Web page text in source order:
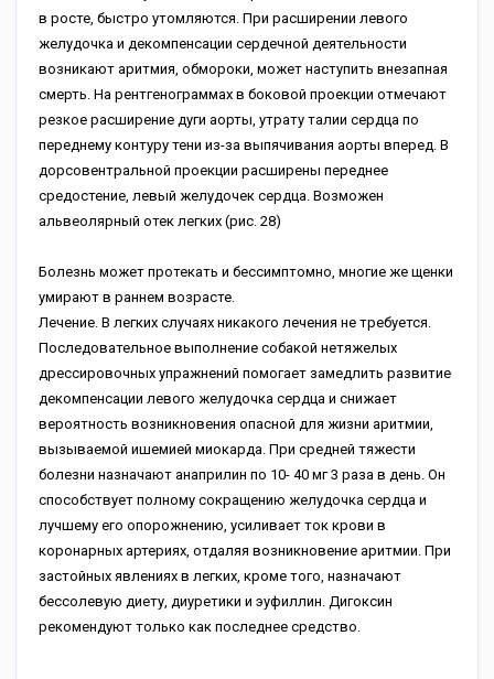
в росте, быстро утомляются. При расширении левого
желудочка и декомпенсации сердечной деятельности
возникают аритмия, обмороки, может наступить внезапная
смерть. На рентгенограммах в боковой проекции отмечают
резкое расширение дуги аорты, утрату талии сердца по
переднему контуру тени из-за выпячивания аорты вперед. В
дорсовентральной проекции расширены переднее
средостение, левый желудочек сердца. Возможен
альвеолярный отек легких (рис. 28)
Болезнь может протекать и бессимптомно, многие же щенки
умирают в раннем возрасте.
Лечение. В легких случаях никакого лечения не требуется.
Последовательное выполнение собакой нетяжелых
дрессировочных упражнений помогает замедлить развитие
декомпенсации левого желудочка сердца и снижает
вероятность возникновения опасной для жизни аритмии,
вызываемой ишемией миокарда. При средней тяжести
болезни назначают анаприлин по 10- 40 мг 3 раза в день. Он
способствует полному сокращению желудочка сердца и
лучшему его опорожнению, усиливает ток крови в
коронарных артериях, отдаляя возникновение аритмии. При
застойных явлениях в легких, кроме того, назначают
бессолевую диету, диуретики и эуфиллин. Дигоксин
рекомендуют только как последнее средство.